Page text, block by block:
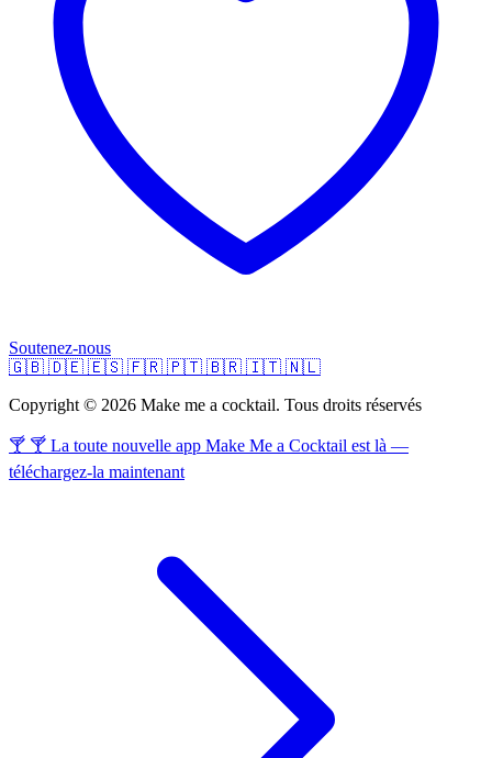
Soutenez-nous
🇬🇧 🇩🇪 🇪🇸 🇫🇷 🇵🇹 🇧🇷 🇮🇹 🇳🇱
Copyright © 2026 Make me a cocktail. Tous droits réservés
🍸 🍸 La toute nouvelle app Make Me a Cocktail est là —
téléchargez-la maintenant